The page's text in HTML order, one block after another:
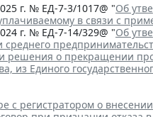
г. № ЕД-7-3/1017@ "Об
в связи с
г. № ЕД-7-14/329@ "Об
среднего
решения о прекращении
из Единого
с регистратором о